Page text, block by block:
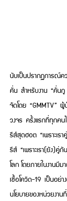
นับเป็นปรากฏการณ์ค
คั่น สำหรับงาน “คั่น
จัดโดย “GMMTV”
วงจร ครั้งแรกที่ทุกค
รีส์สุดฮอต “เพราะเร
รีส์ “เพราะเรา(ยัง)คู่
โลก โดยภายในงานมี
เชื้อโควิด-19 เป็นอย่า
นโยบายของหน่วยงาน